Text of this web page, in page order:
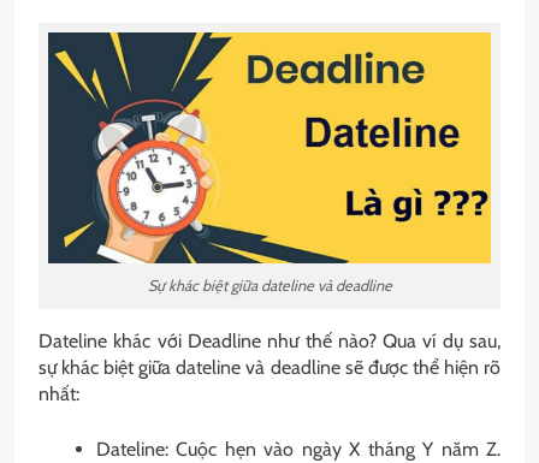
Sự khác biệt giữa dateline và deadline
Dateline khác với Deadline như thế nào? Qua ví dụ sau,
sự khác biệt giữa dateline và deadline sẽ được thể hiện rõ
nhất:
Dateline: Cuộc hẹn vào ngày X tháng Y năm Z.